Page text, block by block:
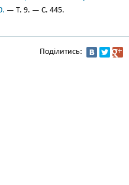
— Т. 9. — С. 445.
Поділитись: